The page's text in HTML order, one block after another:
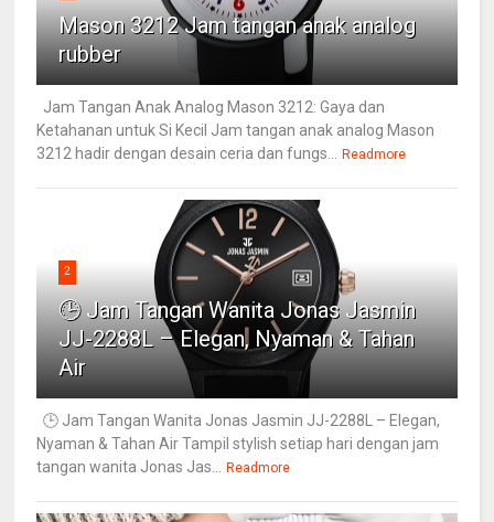
Mason 3212 Jam tangan anak analog
rubber
Jam Tangan Anak Analog Mason 3212: Gaya dan
Ketahanan untuk Si Kecil Jam tangan anak analog Mason
3212 hadir dengan desain ceria dan fungs... Readmore
2
🕒 Jam Tangan Wanita Jonas Jasmin
JJ-2288L – Elegan, Nyaman & Tahan
Air
🕒 Jam Tangan Wanita Jonas Jasmin JJ-2288L – Elegan,
Nyaman & Tahan Air Tampil stylish setiap hari dengan jam
tangan wanita Jonas Jas... Readmore